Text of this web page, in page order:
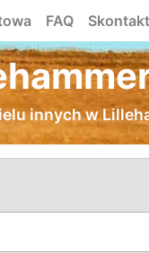
FAQ
innych w